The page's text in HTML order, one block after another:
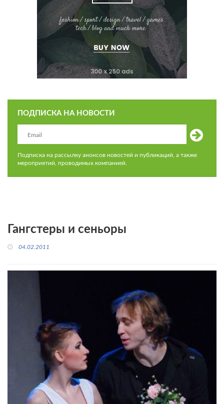
ПОДПИСКА НА НОВОСТИ
Подписка на рассылку анонсов новостей и публикаций, а также
мероприятий, проводимых компанией.
Гангстеры и сеньоры
04.02.2011